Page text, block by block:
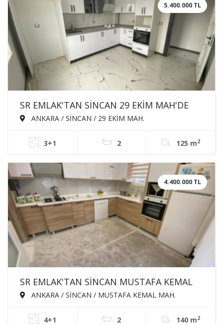
5.400.000 TL
SR EMLAK'TAN SİNCAN 29 EKİM MAH'DE
3+1 125m² ARA KATTA EBEVEYN BANYOLU
ANKARA / SİNCAN / 29 EKİM MAH.
3+1 2 125 m2
4.400.000 TL
SR EMLAK'TAN SİNCAN MUSTAFA KEMAL
MAH'DE 4+1 140m² EBEVEYN BANYOLU
ANKARA / SİNCAN / MUSTAFA KEMAL MAH.
4+1 2 140 m2